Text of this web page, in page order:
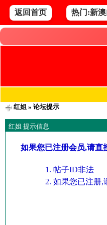
返回首页 热门:新
红姐» 论坛提示
红姐 提示信息
如果您已注册会员,请直
帖子ID非法
如果您已注册,